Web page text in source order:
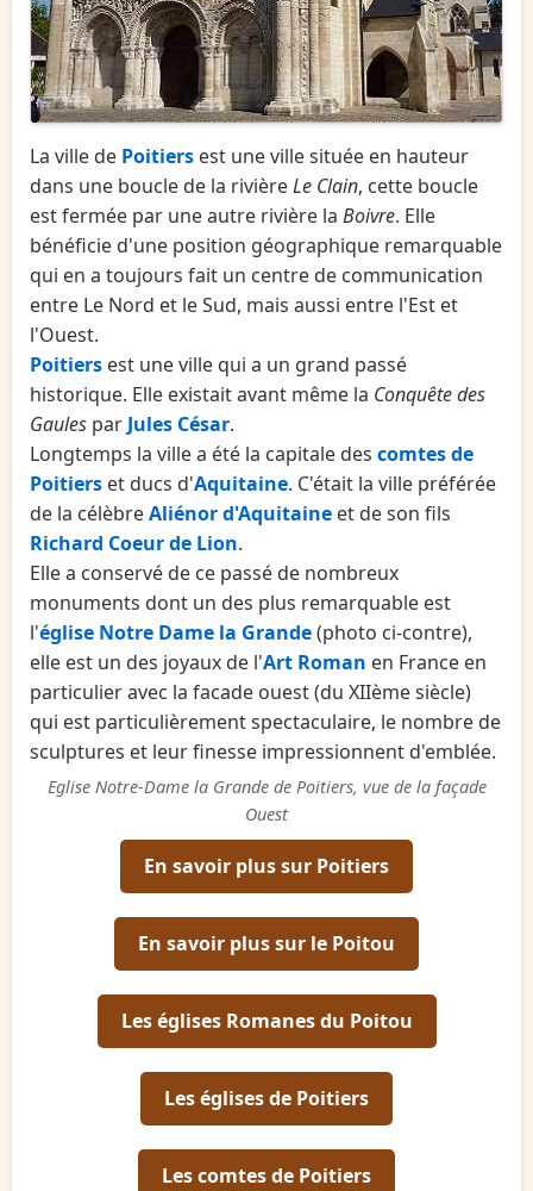
La ville de Poitiers est une ville située en hauteur
dans une boucle de la rivièreLe Clain, cette boucle
est fermée par une autre rivière la Boivre. Elle
bénéficie d'une position géographique remarquable
qui en a toujours fait un centre de communication
entre Le Nord et le Sud, mais aussi entre l'Est et
l'Ouest.
Poitiers est une ville qui a un grand passé
historique. Elle existait avant même la Conquête des
Gaules par Jules César.
Longtemps la ville a été la capitale des comtes de
Poitiers et ducs d'Aquitaine. C'était la ville préférée
de la célèbreAliénor d'Aquitaine et de son fils
Richard Coeur de Lion.
Elle a conservé de ce passé de nombreux
monuments dont un des plus remarquable est
l'église Notre Dame la Grande(photo ci-contre),
elle est un des joyaux de l'Art Roman en France en
particulier avec la facade ouest (du XIIème siècle)
qui est particulièrement spectaculaire, le nombre de
sculptures et leur finesse impressionnent d'emblée.
Eglise Notre-Dame la Grande de Poitiers, vue de la façade
Ouest
En savoir plus sur Poitiers
En savoir plus sur le Poitou
Les églises Romanes du Poitou
Les églises de Poitiers
Les comtes de Poitiers